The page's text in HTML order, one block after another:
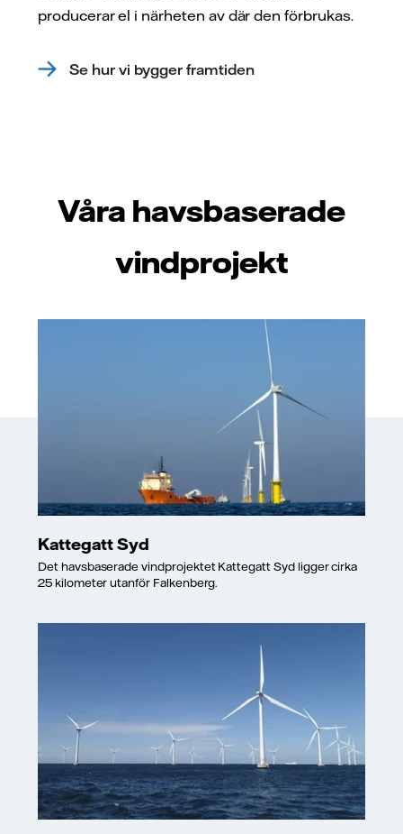
producerar el i närheten av där den förbrukas.
Se hur vi bygger framtiden
Våra havsbaserade
vindprojekt
Kattegatt Syd
Det havsbaserade vindprojektet Kattegatt Syd ligger cirka
25 kilometer utanför Falkenberg.